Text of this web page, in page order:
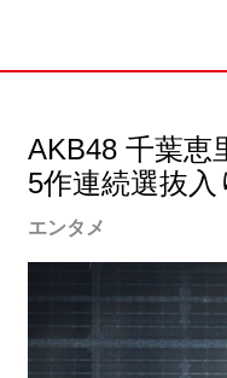
AKB48 千葉恵
5作連続選抜入
エンタメ